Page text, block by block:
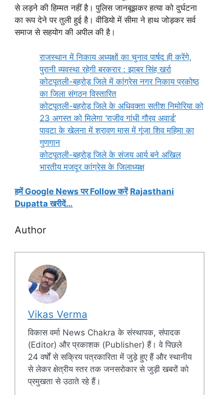
से लड़ने की हिम्मत नहीं है। पुलिस जानबूझकर हत्या को दुर्घटना
का रूप देने पर तुली हुई है। वीडियो में सीमा ने हाथ जोड़कर सर्व
समाज से सहयोग की अपील की है।
राजस्थान में निकाय अध्यक्षों का चुनाव पार्षद ही करेंगे,
पुरानी व्यवस्था रहेगी बरकरार : झाबर सिंह खर्रा
कोटपूतली-बहरोड़ जिले में कांग्रेस नगर निकाय प्रकोष्ठ
का जिला संगठन विस्तारित
कोटपूतली-बहरोड़ जिले के अधिवक्ता सतीश निमोरिया को
23 अगस्त को मिलेगा ‘राजीव गांधी गौरव अवार्ड’
पावटा के खेलना में श्रावण मास में गूंजा शिव महिमा का
गुणगान
कोटपूतली-बहरोड़ जिले के संजय आर्य बने अखिल
भारतीय मजदूर कांग्रेस के जिलाध्यक्ष
हमें Google News पर Follow करें Rajasthani
Dupatta खरीदें…
Author
Vikas Verma
विकास वर्मा News Chakra के संस्थापक, संपादक
(Editor) और प्रकाशक (Publisher) हैं। वे पिछले
24 वर्षों से सक्रिय पत्रकारिता में जुड़े हुए हैं और स्थानीय
से लेकर क्षेत्रीय स्तर तक जनसरोकार से जुड़ी खबरों को
प्रमुखता से उठाते रहे हैं।